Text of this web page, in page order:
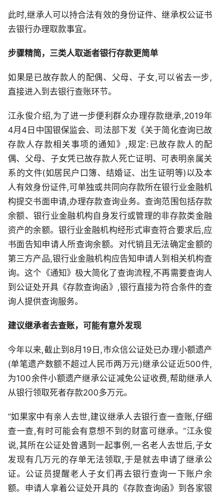
此时,继承人可以持合法有效的身份证件、继承权公证书
去银行办理取款事宜。
步骤精简，三类人取逝者银行存款更简单
如果是已故存款人的配偶、父母、子女,可以省去一步,
直接进入到去银行查账环节。
江永俊介绍,为了进一步便利群众办理存款继承,2019年
4月4日中国银保监会、司法部下发《关于简化查询已故
存款人存款相关事项的通知》,规定:已故存款人的配
偶、父母、子女凭已故存款人死亡证明、可表明亲属关
系的文件(如居民户口簿、结婚证、出生证明等)以及本
人有效身份证件,可单独或共同向存款所在银行业金融机
构提交书面申请,办理存款查询业务。查询范围包括存款
余额、银行业金融机构自身发行或管理的非存款类金融
资产的余额。银行业金融机构经形式审查符合要求后,应
书面告知申请人所查询余额。对代销且无法确定金额的
第三方产品,银行业金融机构应告知申请人到相关机构查
询。这个《通知》极大简化了查询流程,不再需要查询人
到公证处开具《存款查询函》,银行直接为符合条件的查
询人提供查询服务。
建议继承者去查账，可能有意外发现
今年以来,截止到8月19日,市众信公证处已办理小额遗产
(单笔遗产数额不超过人民币两万元)继承公证近500件,
为100余件小额遗产继承公证减免公证收费,帮助继承人
从银行领取死者存款200多万元。
“如果家中有亲人去世,建议继承人去银行查一查账,仔细
查一查,有时可能会有意想不到的财富可继承。”江永俊
说,其所在公证处曾遇到一起事例,一名老人去世后,子女
发现有几万元的存单无法领取,于是就去申请了继承公
证。公证员提醒老人子女们再去银行查询一下账户余
额。申请人拿着公证处开具的《存款查询函》到各家银